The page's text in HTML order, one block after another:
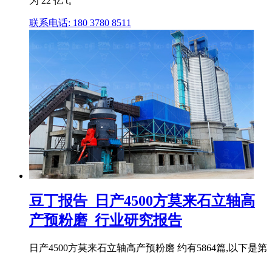
联系电话: 180 3780 8511
豆丁报告_日产4500方莫来石立轴高
产预粉磨_行业研究报告
日产4500方莫来石立轴高产预粉磨 约有5864篇,以下是第